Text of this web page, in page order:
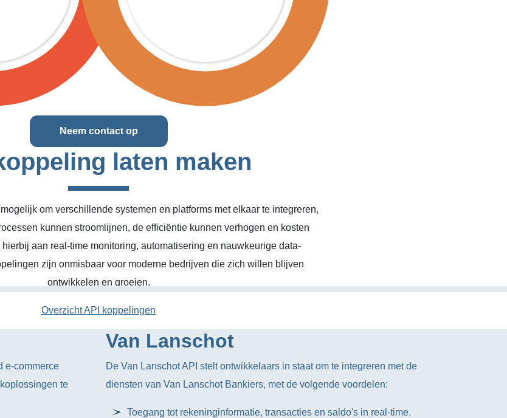
Neem contact op
laten maken
om verschillende systemen en platforms met elkaar te integreren,
kunnen stroomlijnen, de efficiëntie kunnen verhogen en kosten
aan real-time monitoring, automatisering en nauwkeurige data-
zijn onmisbaar voor moderne bedrijven die zich willen blijven
ontwikkelen en groeien.
Overzicht API koppelingen
e-commerce
te
Van Lanschot
De Van Lanschot API stelt ontwikkelaars in staat om te integreren met de
diensten van Van Lanschot Bankiers, met de volgende voordelen:
Toegang tot rekeninginformatie, transacties en saldo's in real-time.